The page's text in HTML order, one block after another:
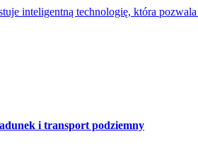
inteligentną technologię, która
i transport podziemny